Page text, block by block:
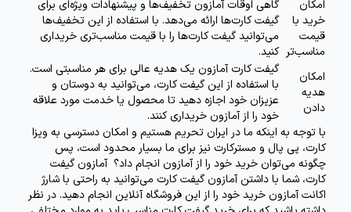
امکان
خرید با
قیمت
مناسب‌تر
گاهی اوقات آمازون تخفیف‌ها و پیشنهادات ویژه‌ای برای
گیفت کارت‌ها ارائه می‌دهد. با استفاده از این تخفیف‌ها
می‌توانید گیفت کارت‌ها را با قیمت مناسب‌تری خریداری
کنید.
امکان
هدیه
دادن
گیفت کارت آمازون یک هدیه عالی برای هر مناسبتی است.
با استفاده از این گیفت کارت، می‌توانید به دوستان و
عزیزان خود اجازه دهید تا محصول یا خدمت مورد علاقه
خود را از آمازون خریداری کنند.
با توجه به اینکه ما در ایران تحریم هستیم و امکان دسترسی به ویزا
کارت، پی پال و مسترکارت نیز برای ما بسیار محدود است، پس
چگونه می‌توان خرید خود را از آمازون انجام داد؟ آمازون گیفت
کارت، شما با داشتن آمازون گیفت کارت می‌توانید به راحتی باشارژ
اکانت آمازونخرید خود را از این فروشگاه آنلاین انجام دهید. در نظر